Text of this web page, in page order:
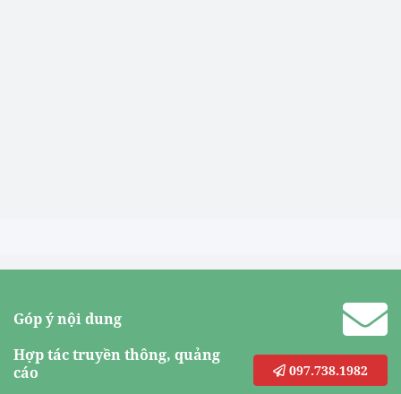
Góp ý nội dung
Hợp tác truyền thông, quảng
cáo
097.738.1982